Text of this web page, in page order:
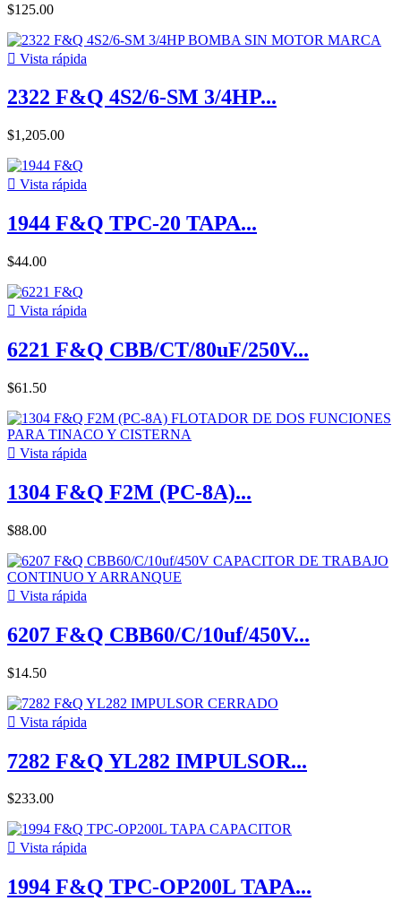
$125.00
 Vista rápida
2322 F&Q 4S2/6-SM 3/4HP...
$1,205.00
 Vista rápida
1944 F&Q TPC-20 TAPA...
$44.00
 Vista rápida
6221 F&Q CBB/CT/80uF/250V...
$61.50
 Vista rápida
1304 F&Q F2M (PC-8A)...
$88.00
 Vista rápida
6207 F&Q CBB60/C/10uf/450V...
$14.50
 Vista rápida
7282 F&Q YL282 IMPULSOR...
$233.00
 Vista rápida
1994 F&Q TPC-OP200L TAPA...